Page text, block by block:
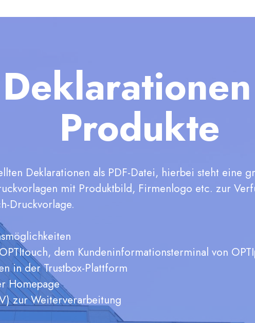
Produkte
Deklarationen als PDF-Datei, hierbei steht eine
mit Produktbild, Firmenlogo etc. zur
Druckvorlage.
dem Kundeninformationsterminal von
in der Trustbox-Plattform
Homepage
zur Weiterverarbeitung